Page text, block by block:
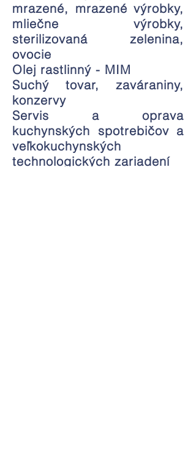
mrazené, mrazené výrobky,
mliečne výrobky,
sterilizovaná zelenina,
ovocie
Olej rastlinný - MIM
Suchý tovar, zaváraniny,
konzervy
Servis a oprava
kuchynských spotrebičov a
veľkokuchynských
technologických zariadení